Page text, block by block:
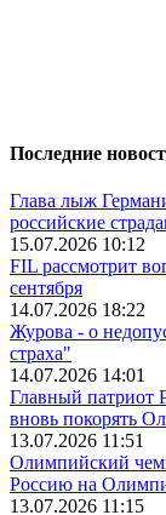
Последние
Глава лыж
российские
15.07.2026 10:12
FIL рассмотрит
сентября
14.07.2026 18:22
Журова - о
страха"
14.07.2026 14:01
Главный патриот
вновь покорять
13.07.2026 11:51
Олимпийский
Россию на
13.07.2026 11:15